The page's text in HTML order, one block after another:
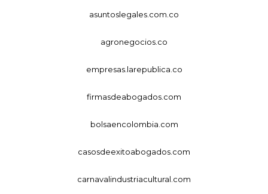
asuntoslegales.com.co
agronegocios.co
empresas.larepublica.co
firmasdeabogados.com
bolsaencolombia.com
casosdeexitoabogados.com
carnavalindustriacultural.com